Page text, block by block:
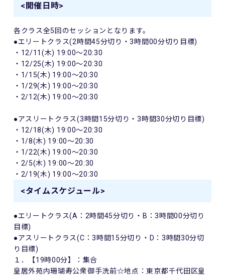
<開催日時>
各クラス全5回のセッションとなります。
●エリートクラス(2時間45分切り・3時間00分切り目標)
・12/11(木) 19:00～20:30
・12/25(木) 19:00～20:30
・1/15(木) 19:00～20:30
・1/29(木) 19:00～20:30
・2/12(木) 19:00～20:30
●アスリートクラス(3時間15分切り・3時間30分切り目標)
・12/18(木) 19:00～20:30
・1/8(木) 19:00～20:30
・1/22(木) 19:00～20:30
・2/5(木) 19:00～20:30
・2/19(木) 19:00～20:30
<タイムスケジュール>
●エリートクラス(A：2時間45分切り・B：3時間00分切り
目標)
●アスリートクラス(C：3時間15分切り・D：3時間30分切
り目標)
１．【19時00分】：集合
皇居外苑内珊瑚寿公衆御手洗前☆地点：東京都千代田区皇